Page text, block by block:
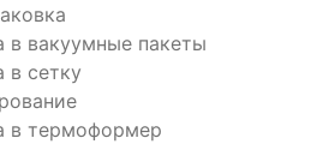
в вакуумные пакеты
в сетку
в термоформер